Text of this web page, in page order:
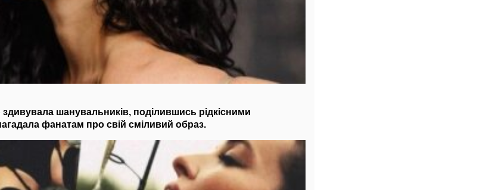
шанувальників, поділившись рідкісними
фанатам про свій сміливий образ.